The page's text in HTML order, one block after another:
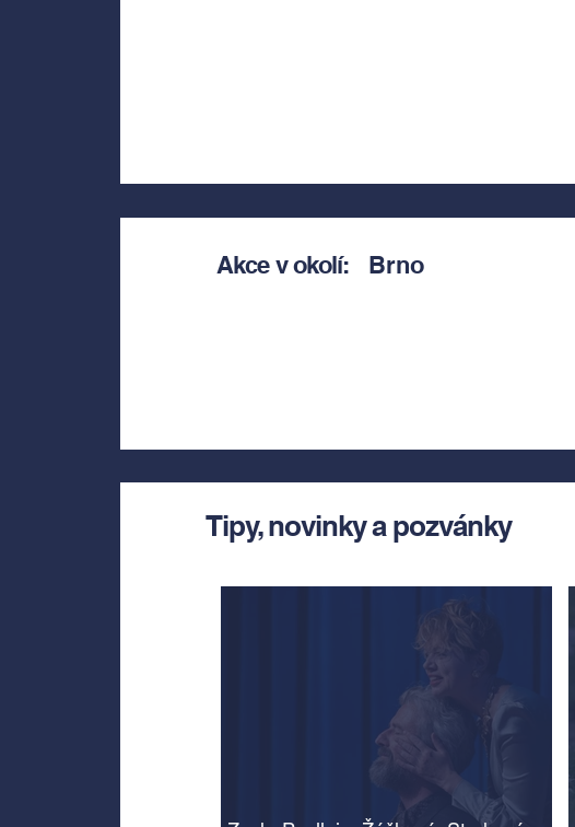
Akce v okolí: Brno
Tipy, novinky a pozvánky